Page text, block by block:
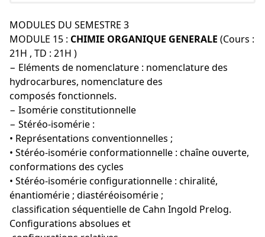
MODULES DU SEMESTRE 3
MODULE 15 : CHIMIE ORGANIQUE GENERALE (Cours :
21H , TD : 21H )
− Eléments de nomenclature : nomenclature des
hydrocarbures, nomenclature des
composés fonctionnels.
− Isomérie constitutionnelle
− Stéréo-isomérie :
• Représentations conventionnelles ;
• Stéréo-isomérie conformationnelle : chaîne ouverte,
conformations des cycles
• Stéréo-isomérie configurationnelle : chiralité,
énantiomérie ; diastéréoisomérie ;
classification séquentielle de Cahn Ingold Prelog.
Configurations absolues et